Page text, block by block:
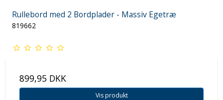
Rullebord med 2 Bordplader - Massiv Egetræ
819662
899,95 DKK
Vis produkt